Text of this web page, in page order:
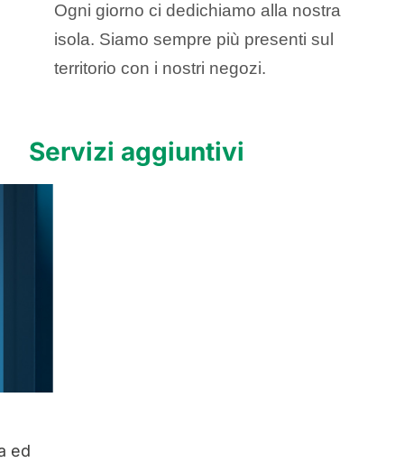
Ogni giorno ci dedichiamo alla nostra
isola. Siamo sempre più presenti sul
territorio con i nostri negozi.
Servizi aggiuntivi
ed